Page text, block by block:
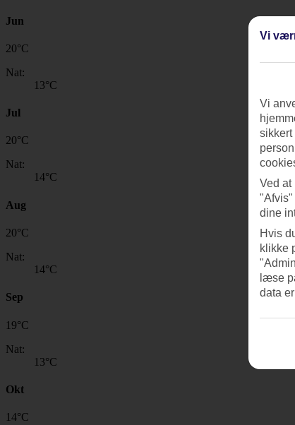
Jun
20°C
Nat:
13°C
Jul
20°C
Nat:
14°C
Aug
20°C
Nat:
14°C
Sep
19°C
Nat:
13°C
Okt
14°C
Vi
Vi
Ved at
"Afvis"
dine
Hvis
klikke
læse
data